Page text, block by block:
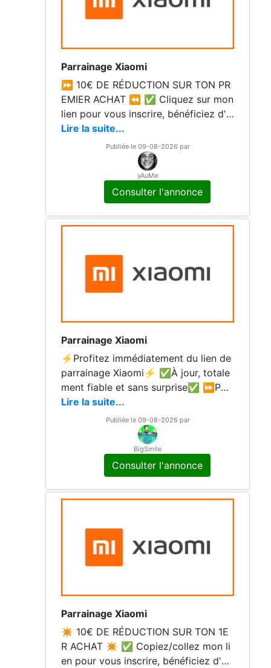
Parrainage Xiaomi
⏩ 10€ DE RÉDUCTION SUR TON PR
EMIER ACHAT ⏪ ✅ Cliquez sur mon
lien pour vous inscrire, bénéficiez d'u
n bon de réduction de 10€ sur votre
premier achat de 60€ minimum avec
mon code parrain !
Lire la suite...
Publiée le 09-08-2026 par
yAuMe
Consulter l'annonce
Parrainage Xiaomi
⚡Profitez immédiatement du lien de
parrainage Xiaomi⚡ ✅À jour, totale
ment fiable et sans surprise✅ ⏩Pou
r profiter de l'offre:⏪️ Il vous suffit d
e vous inscrire via le lien.✔️ ✨ Heure
ux de partager cette offre avec vous
Lire la suite...
Publiée le 09-08-2026 par
BigSmile
Consulter l'annonce
Parrainage Xiaomi
✴️ 10€ DE RÉDUCTION SUR TON 1E
R ACHAT ✴️ ✅ Copiez/collez mon li
en pour vous inscrire, bénéficiez d'un